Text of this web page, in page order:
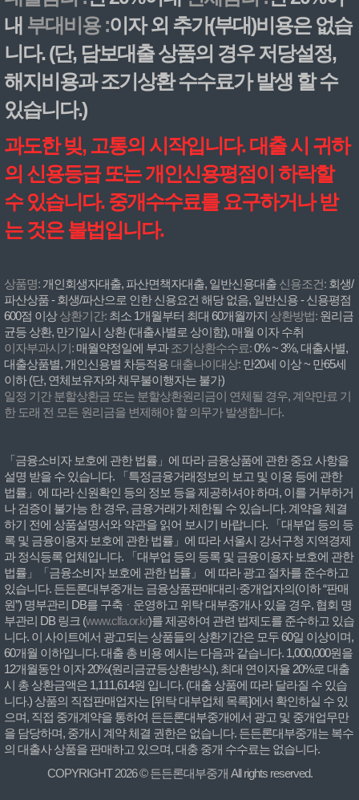
내 부대비용 :이자 외 추가(부대)비용은 없습
니다. (단, 담보대출 상품의 경우 저당설정,
해지비용과 조기상환 수수료가 발생 할 수
있습니다.)
과도한 빚, 고통의 시작입니다. 대출 시 귀하
의 신용등급 또는 개인신용평점이 하락할
수 있습니다. 중개수수료를 요구하거나 받
는 것은 불법입니다.
상품명: 개인회생자대출, 파산면책자대출, 일반신용대출 신용조건: 회생/
파산상품 - 회생/파산으로 인한 신용요건 해당 없음, 일반신용 - 신용평점
600점 이상상환기간: 최소 1개월부터 최대 60개월까지 상환방법: 원리금
균등 상환, 만기일시 상환 (대출사별로 상이함), 매월 이자 수취
이자부과시기: 매월약정일에 부과 조기상환수수료:0% ~ 3%, 대출사별,
대출상품별, 개인신용별 차등적용 대출나이대상: 만20세 이상 ~ 만65세
이하 (단, 연체보유자와 채무불이행자는 불가)
일정 기간 분할상환금 또는 분할상환원리금이 연체될 경우, 계약만료 기
한 도래 전 모든 원리금을 변제해야 할 의무가 발생합니다.
「금융소비자 보호에 관한 법률」에 따라 금융상품에 관한 중요 사항을
설명 받을 수 있습니다. 「특정금융거래정보의 보고 및 이용 등에 관한
법률」에 따라 신원확인 등의 정보 등을 제공하셔야 하며, 이를 거부하거
나 검증이 불가능 한 경우, 금융거래가 제한될 수 있습니다. 계약을 체결
하기 전에 상품설명서와 약관을 읽어 보시기 바랍니다. 「대부업 등의 등
록 및 금융이용자 보호에 관한 법률」에 따라 서울시 강서구청 지역경제
과 정식등록 업체입니다. 「대부업 등의 등록 및 금융이용자 보호에 관한
법률」「금융소비자 보호에 관한 법률」 에 따라 광고 절차를 준수하고
있습니다. 든든론대부중개는 금융상품판매대리·중개업자의(이하 “판매
원”) 명부관리 DB를 구축ᆞ운영하고 위탁 대부중개사 있을 경우, 협회 명
부관리 DB 링크 (www.clfa.or.kr)를 제공하여 관련 법제도를 준수하고 있습
니다. 이 사이트에서 광고되는 상품들의 상환기간은 모두 60일 이상이며,
60개월 이하입니다. 대출 총 비용 예시는 다음과 같습니다. 1,000,000원을
12개월동안 이자 20%(원리금균등상환방식), 최대 연이자율 20%로 대출
시 총 상환금액은 1,111,614원 입니다. (대출 상품에 따라 달라질 수 있습
니다.) 상품의 직접판매업자는 [위탁 대부업체 목록]에서 확인하실 수 있
으며, 직접 중개계약을 통하여 든든론대부중개에서 광고 및 중개업무만
을 담당하며, 중개시 계약 체결 권한은 없습니다. 든든론대부중개는 복수
의 대출사 상품을 판매하고 있으며, 대충 중개 수수료는 없습니다.
COPYRIGHT 2026 © 든든론대부중개 All rights reserved.